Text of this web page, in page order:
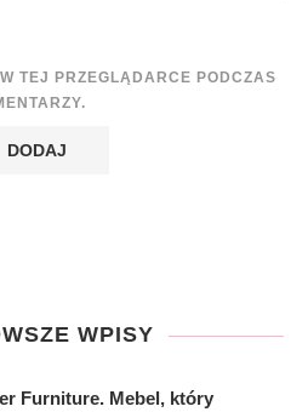
TEJ PRZEGLĄDARCE PODCZAS
WPISY
Furniture. Mebel, który